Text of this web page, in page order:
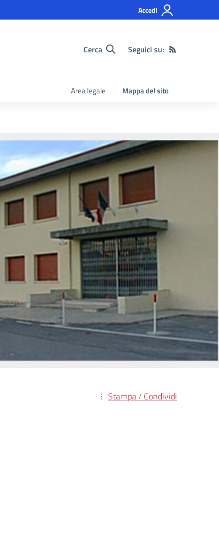
Accedi
Cerca Seguici su:
Area legale Mappa del sito
Stampa / Condividi